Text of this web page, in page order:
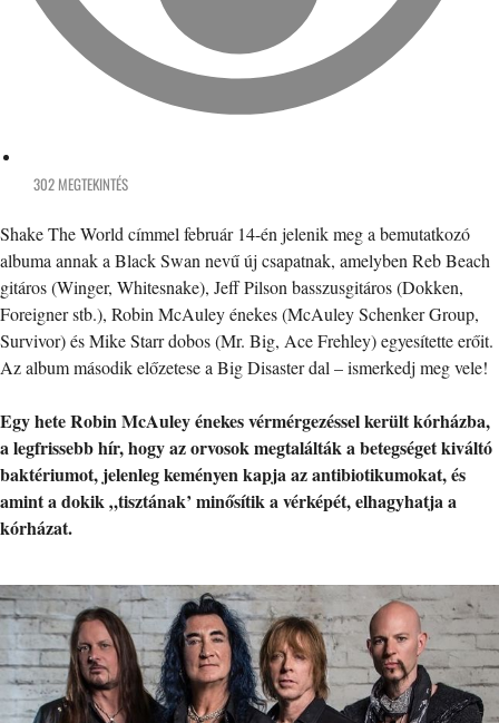
302 MEGTEKINTÉS
Shake The World címmel február 14-én jelenik meg a bemutatkozó
albuma annak a Black Swan nevű új csapatnak, amelyben Reb Beach
gitáros (Winger, Whitesnake), Jeff Pilson basszusgitáros (Dokken,
Foreigner stb.), Robin McAuley énekes (McAuley Schenker Group,
Survivor) és Mike Starr dobos (Mr. Big, Ace Frehley) egyesítette erőit.
Az album második előzetese a Big Disaster dal – ismerkedj meg vele!
Egy hete Robin McAuley énekes vérmérgezéssel került kórházba,
a legfrissebb hír, hogy az orvosok megtalálták a betegséget kiváltó
baktériumot, jelenleg keményen kapja az antibiotikumokat, és
amint a dokik „tisztának’ minősítik a vérképét, elhagyhatja a
kórházat.